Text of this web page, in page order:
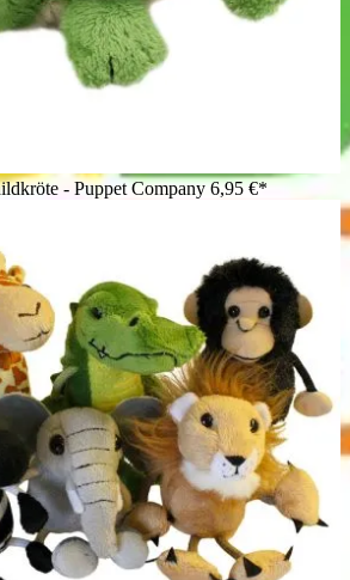
- Puppet Company6,95 €*